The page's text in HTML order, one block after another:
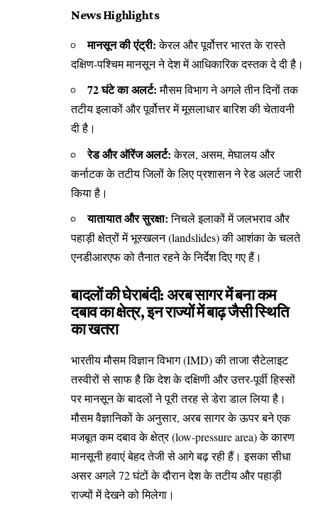
​News Highlights
मानसून की एंट्री:केरल और पूर्वोत्तर भारत के रास्ते
दक्षिण-पश्चिम मानसून ने देश में आधिकारिक दस्तक दे दी है।
72 घंटे का अलर्ट:मौसम विभाग ने अगले तीन दिनों तक
तटीय इलाकों और पूर्वोत्तर में मूसलाधार बारिश की चेतावनी
दी है।
रेड और ऑरेंज अलर्ट:केरल, असम, मेघालय और
कर्नाटक के तटीय जिलों के लिए प्रशासन ने रेड अलर्ट जारी
किया है।
यातायात और सुरक्षा:निचले इलाकों में जलभराव और
पहाड़ी क्षेत्रों में भूस्खलन (landslides) की आशंका के चलते
एनडीआरएफ को तैनात रहने के निर्देश दिए गए हैं।
​बादलों की घेराबंदी: अरब सागर में बना कम
दबाव का क्षेत्र, इन राज्यों में बाढ़ जैसी स्थिति
का खतरा
​भारतीय मौसम विज्ञान विभाग (IMD) की ताजा सैटेलाइट
तस्वीरों से साफ है कि देश के दक्षिणी और उत्तर-पूर्वी हिस्सों
पर मानसून के बादलों ने पूरी तरह से डेरा डाल लिया है।
मौसम वैज्ञानिकों के अनुसार, अरब सागर के ऊपर बने एक
मजबूत कम दबाव के क्षेत्र (low-pressure area) के कारण
मानसूनी हवाएं बेहद तेजी से आगे बढ़ रही हैं। इसका सीधा
असर अगले 72 घंटों के दौरान देश के तटीय और पहाड़ी
राज्यों में देखने को मिलेगा।